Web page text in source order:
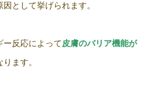
として挙げられます。
ー反応によって皮膚のバリア機能が
ます。